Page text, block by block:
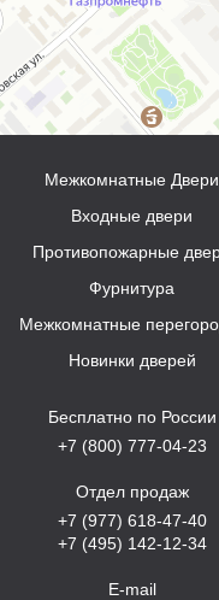
Межкомнатные Двери
Входные двери
Противопожарные
Фурнитура
Межкомнатные
Новинки дверей
Бесплатно по России
+7 (800) 777-04-23
Отдел продаж
+7 (977) 618-47-40
+7 (495) 142-12-34
E-mail